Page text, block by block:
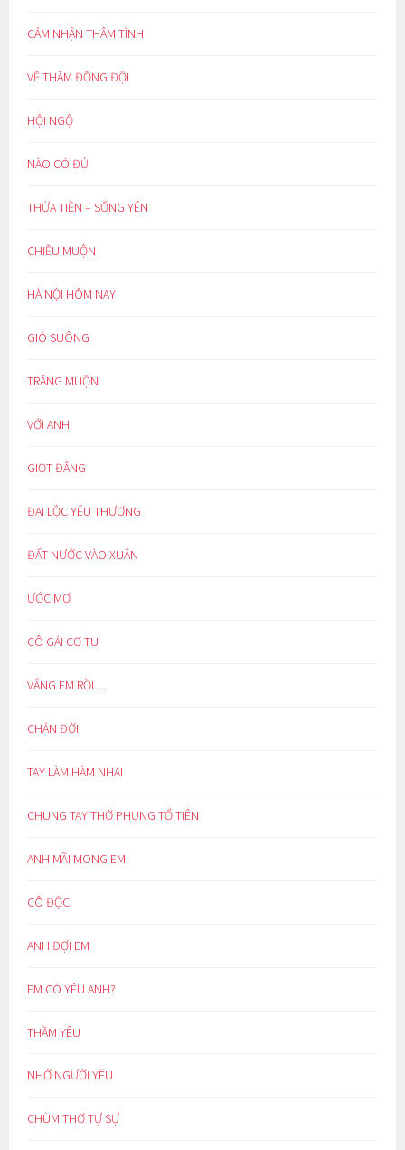
CẢM NHẬN THÂM TÌNH
VỀ THĂM ĐỒNG ĐỘI
HỘI NGỘ
NÀO CÓ ĐỦ
THỪA TIỀN – SỐNG YÊN
CHIỀU MUỘN
HÀ NỘI HÔM NAY
GIÓ SUÔNG
TRĂNG MUỘN
VỚI ANH
GIỌT ĐẮNG
ĐẠI LỘC YÊU THƯƠNG
ĐẤT NƯỚC VÀO XUÂN
ƯỚC MƠ
CÔ GÁI CƠ TU
VẮNG EM RỒI…
CHÁN ĐỜI
TAY LÀM HÀM NHAI
CHUNG TAY THỜ PHỤNG TỔ TIÊN
ANH MÃI MONG EM
CÔ ĐỘC
ANH ĐỢI EM
EM CÓ YÊU ANH?
THẦM YÊU
NHỚ NGƯỜI YÊU
CHÙM THƠ TỰ SỰ